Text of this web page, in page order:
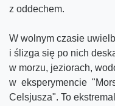
z oddechem.
W wolnym czasie
i ślizga się po nich
w morzu, jeziorach,
w eksperymencie
Celsjusza". To